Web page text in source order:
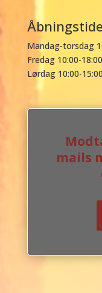
Mandag-torsdag
Fredag 10:00-18:00
Lørdag 10:00-15:00
mails